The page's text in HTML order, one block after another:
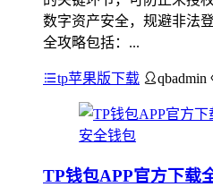
数字资产安全，规避非法
全攻略包括：...
tp苹果版下载 qbadmin
TP钱包APP官方下载